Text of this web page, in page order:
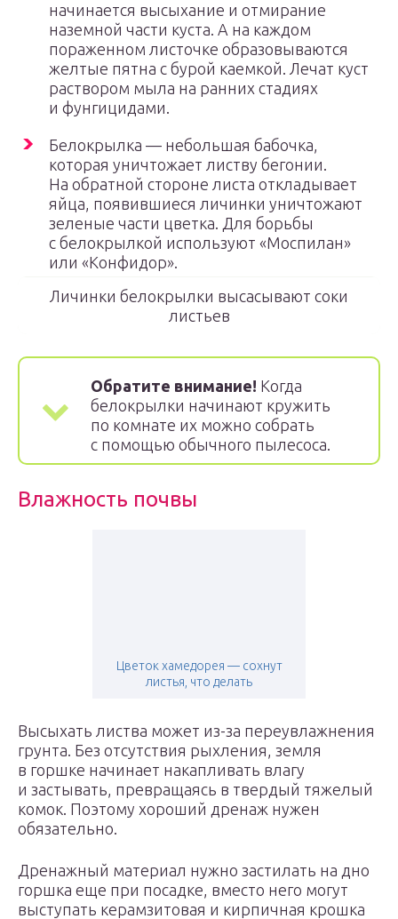
начинается высыхание и отмирание
наземной части куста. А на каждом
пораженном листочке образовываются
желтые пятна с бурой каемкой. Лечат куст
раствором мыла на ранних стадиях
и фунгицидами.
Белокрылка — небольшая бабочка,
которая уничтожает листву бегонии.
На обратной стороне листа откладывает
яйца, появившиеся личинки уничтожают
зеленые части цветка. Для борьбы
с белокрылкой используют «Моспилан»
или «Конфидор».
Личинки белокрылки высасывают соки
листьев
Обратите внимание! Когда
белокрылки начинают кружить
по комнате их можно собрать
с помощью обычного пылесоса.
Влажность почвы
Цветок хамедорея — сохнут
листья, что делать
Высыхать листва может из-за переувлажнения
грунта. Без отсутствия рыхления, земля
в горшке начинает накапливать влагу
и застывать, превращаясь в твердый тяжелый
комок. Поэтому хороший дренаж нужен
обязательно.
Дренажный материал нужно застилать на дно
горшка еще при посадке, вместо него могут
выступать керамзитовая и кирпичная крошка